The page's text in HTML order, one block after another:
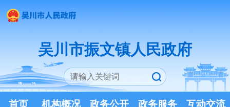
吴川市振文镇人民政府
首页 机构概况 政务公开 政务服务 互动交流